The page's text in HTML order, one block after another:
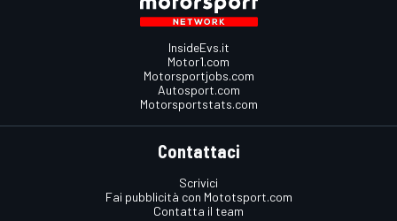
InsideEvs.it
Motor1.com
Motorsportjobs.com
Autosport.com
Motorsportstats.com
Contattaci
Scrivici
Fai pubblicità con Mototsport.com
Contatta il team